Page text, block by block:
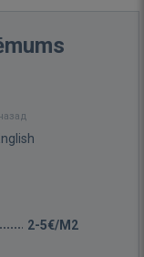
2-5€/M2